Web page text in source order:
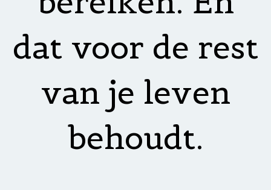
dat voor de rest
van je leven
behoudt.